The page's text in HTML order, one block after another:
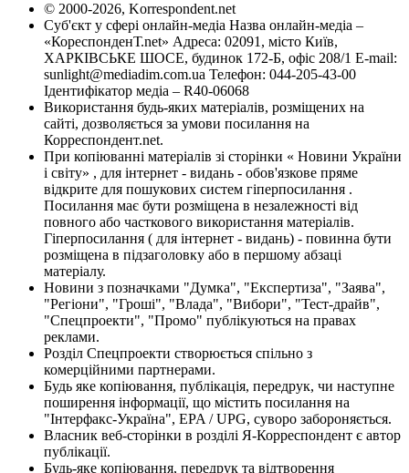
© 2000-2026, Korrespondent.net
Суб'єкт у сфері онлайн-медіа Назва онлайн-медіа –
«КореспонденТ.net» Адреса: 02091, місто Київ,
ХАРКІВСЬКЕ ШОСЕ, будинок 172-Б, офіс 208/1 E-mail:
sunlight@mediadim.com.ua Телефон: 044-205-43-00
Ідентифікатор медіа – R40-06068
Використання будь-яких матеріалів, розміщених на
сайті, дозволяється за умови посилання на
Корреспондент.net.
При копіюванні матеріалів зі сторінки « Новини України
і світу» , для інтернет - видань - обов'язкове пряме
відкрите для пошукових систем гіперпосилання .
Посилання має бути розміщена в незалежності від
повного або часткового використання матеріалів.
Гіперпосилання ( для інтернет - видань) - повинна бути
розміщена в підзаголовку або в першому абзаці
матеріалу.
Новини з позначками "Думка", "Експертиза", "Заява",
"Регіони", "Гроші", "Влада", "Вибори", "Тест-драйв",
"Спецпроекти", "Промо" публікуються на правах
реклами.
Розділ Спецпроекти створюється спільно з
комерційними партнерами.
Будь яке копіювання, публікація, передрук, чи наступне
поширення інформації, що містить посилання на
"Інтерфакс-Україна", EPA / UPG, суворо забороняється.
Власник веб-сторінки в розділі Я-Корреспондент є автор
публікації.
Будь-яке копіювання, передрук та відтворення